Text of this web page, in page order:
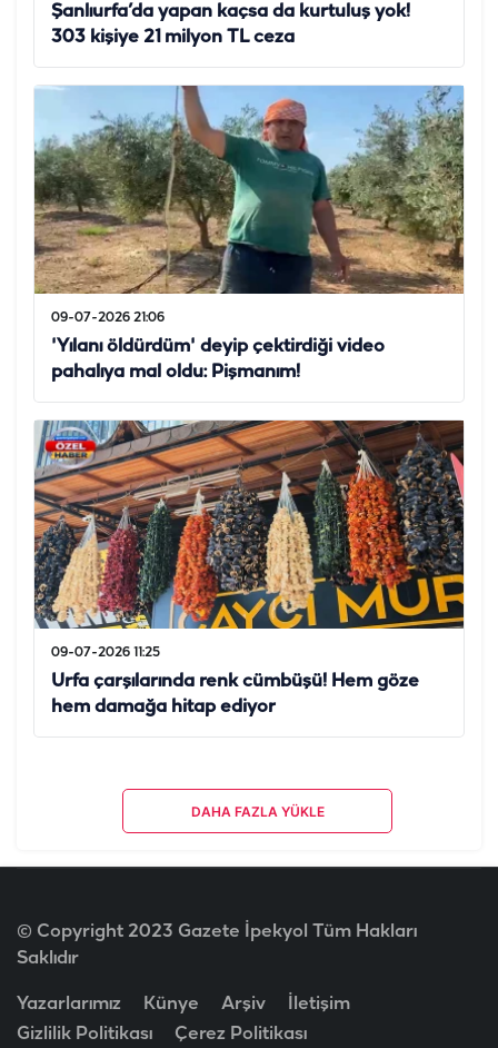
Şanlıurfa’da yapan kaçsa da kurtuluş yok!
303 kişiye 21 milyon TL ceza
09-07-2026 21:06
'Yılanı öldürdüm' deyip çektirdiği video
pahalıya mal oldu: Pişmanım!
09-07-2026 11:25
Urfa çarşılarında renk cümbüşü! Hem göze
hem damağa hitap ediyor
DAHA FAZLA YÜKLE
© Copyright 2023 Gazete İpekyol Tüm Hakları
Saklıdır
Yazarlarımız Künye Arşiv
İletişim
Gizlilik Politikası
Çerez Politikası